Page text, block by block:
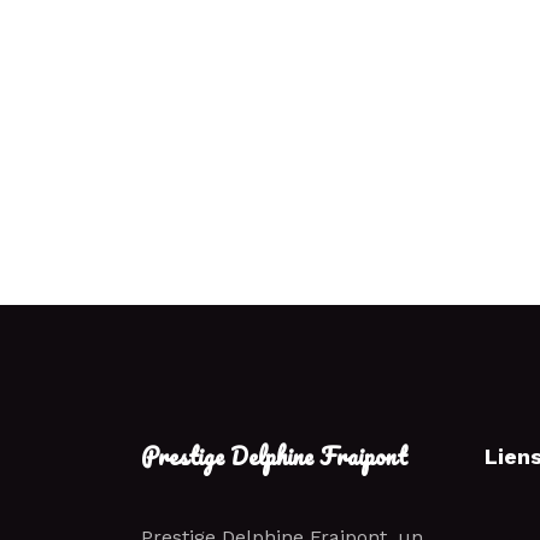
Prestige Delphine Fraipont